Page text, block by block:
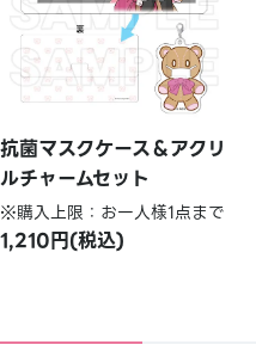
抗菌マスクケース＆アクリ
ルチャームセット
※購入上限：お一人様1点まで
1,210円(税込)